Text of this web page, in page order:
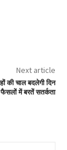
Next article
की चाल बदलेगी दिन
में बरतें सतर्कता